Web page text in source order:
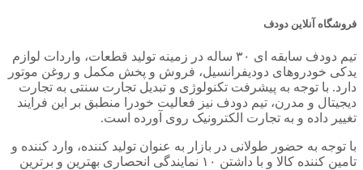
فروشگاه آنلاین دودف
تیم دودف سابقه ای ۳۰ ساله در زمینه تولید قطعات، واردات لوازم
یدکی خودروهای دودیفرانسیل، فروش و پخش مکمل و روغن موتور
دارد. با توجه به پیشرفت تکنولوژی و تبدیل تجارت سنتی به تجارت
دیجیتال و مدرن، تیم دودف نیز فعالیت خودرا منطبق بر این فرایند
تغییر داده و به تجارت الکترونیک روی آورده است.
با توجه به حضور طولانی در بازار به عنوان تولید کننده، وارد کننده و
تامین کننده کالا و با داشتن ۱۰ نمایندگی انحصاری بهترین و برترین